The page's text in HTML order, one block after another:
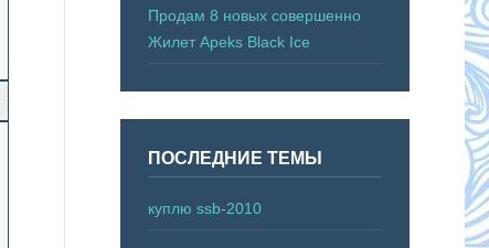
Продам 8 новых совершенно
Жилет Apeks Black Ice
ПОСЛЕДНИЕ ТЕМЫ
куплю ssb-2010